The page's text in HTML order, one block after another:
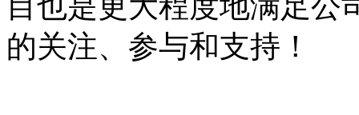
目也是更大程度地满足
的关注、参与和支持！